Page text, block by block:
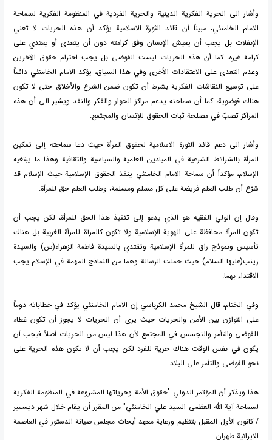
وأشار الى الحرية الفكرية الدينية والحرية الفردية في المنظومة الفكرية لسماحة
الامام الخامنئي، مبيناً أن قائد الثورة الاسلامية يؤكد أن هذه الحريات لا تعني
الإنفلات بل يجب أن يعيش الإنسان وفق كرامته دون أن يتعدى أو يعتدي على
كرامة غيره، كما أن هذه الحريات ليست الفوضى بل يجب احترام حقوق الآخرين
وعدم التعدى على الاعتقادات الأخرى وفي هذا السياق، يؤكد الامام الخامنئي دائماً
على توسيع النقاشات الفكرية بشرط أن تكون ضمن الشرع والأخلاق حتى لا تكون
هناك فوضوية، كما أن سماحته يدعم مراكز الحوار والفكر والنقد ويشير الى أن هذه
المراكز تصبّ في مصلحة ثبات الحقوق للإنسان والمجتمع.
وأشار الى دعم قائد الثورة الاسلامية لحقوق المرأة حيث دعا سماحته إلى تمكين
المرأة بالشرائط الشرعية في الميادين العلمية والسياسية والثقافية وهذا ما يبتغيه
الإسلام، مؤكداً أن سماحة الامام الخامنئي ينفذ الحقوق الإسلامية حيث الإسلام قد
شرّع أن طلب العلم فريضة على كل مسلم ومسلمة، وطلب العلم حق للمرأة.
وقال إن الولي الفقيه هو الذي يدعو إلى تنفيذ هذا الحق للمرأة، لكن يجب أن
تكون المرأة محافظة على الهوية الإسلامية ولا تكون كالمرآة للمرأة الغربية بل هناك
تأسيس ونموذج راق للمرأة الإسلامية وتقتدي بالسيدة فاطمة الزهراء(س) والسيدة
زينب(عليها السلام) حيث حملت الرسالة وهما من النماذج المهمة في الإسلام يجب
الاقتداء بهما.
وفي الختام، قال الشيخ محمد الكرباسي إن الامام الخامنئي یؤكد في خطاباته دوماً
على التوازن بين الأمن والحريات حيث يرى أن الحريات لا يجوز أن تكون غطاء
للفوضى والتأمر والتجسس في المجتمع لأن هذا ليس من الحريات أصلاً فيجب أن
يكون في نفس الوقت هناك حرية للفرد لكن يجب أن لا تكون هذه الحرية على
نحو الفوضى والتأمر على البلاد.
هذا ويذكر أن المؤتمر الدولي "حقوق الأمة وحرياتها المشروعة في المنظومة الفكرية
لسماحة آية الله العظمى السيد علي الخامنئي" من المقرر أن يقام خلال شهر ديسمبر
/ کانون الأول المقبل بتنظيم ورعاية معهد أبحاث مجلس صيانة الدستور في العاصمة
الايرانية طهران.